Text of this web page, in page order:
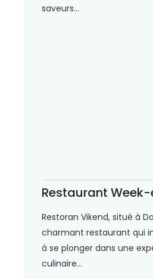
saveurs...
Restaurant
Restoran Vikend, situé à
charmant restaurant qui
à se plonger dans une
culinaire...